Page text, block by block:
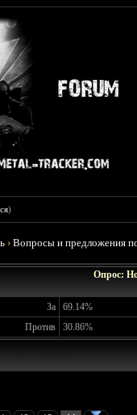
)
›Вопросы и предложения
Опрос:
За
69.14%
Против
30.86%